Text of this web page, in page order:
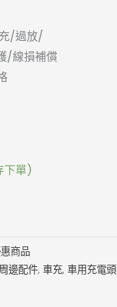
/過放/
/線損補償
下單)
商品
邊配件,車充,車用充電頭